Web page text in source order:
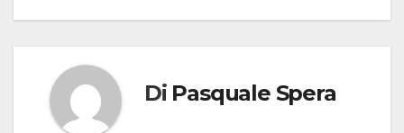
Di Pasquale Spera